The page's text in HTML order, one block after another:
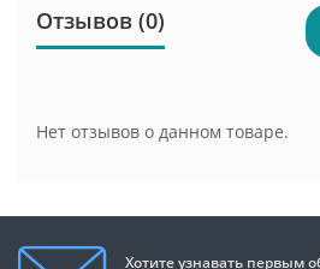
Отзывов (0)
Нет отзывов о данном товаре.
Хотите узнавать первым